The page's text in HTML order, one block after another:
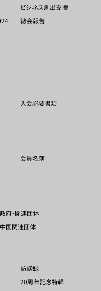
ビジネス創出支援
總会報告
入会必要書類
会員名簿
府・関連団体
国関連団体
訪談録
20周年記念特輯